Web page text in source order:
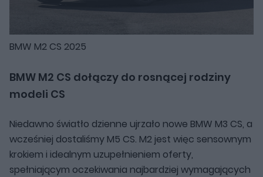
BMW M2 CS 2025
BMW M2 CS dołączy do rosnącej rodziny
modeli CS
Niedawno światło dzienne ujrzało nowe BMW M3 CS, a
wcześniej dostaliśmy M5 CS. M2 jest więc sensownym
krokiem i idealnym uzupełnieniem oferty,
spełniającym oczekiwania najbardziej wymagających